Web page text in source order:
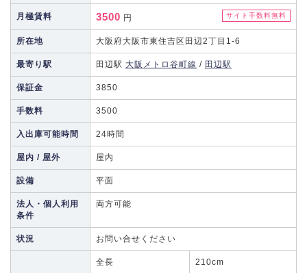
月極賃料 サイト手数料無料
3500 円
所在地 大阪府大阪市東住吉区田辺2丁目1-6
最寄り駅 田辺駅 大阪メトロ谷町線 / 田辺駅
保証金 3850
手数料 3500
入出庫可能時間 24時間
屋内 / 屋外 屋内
設備 平面
法人・個人利用
条件
両方可能
状況 お問い合せください
全長 210cm